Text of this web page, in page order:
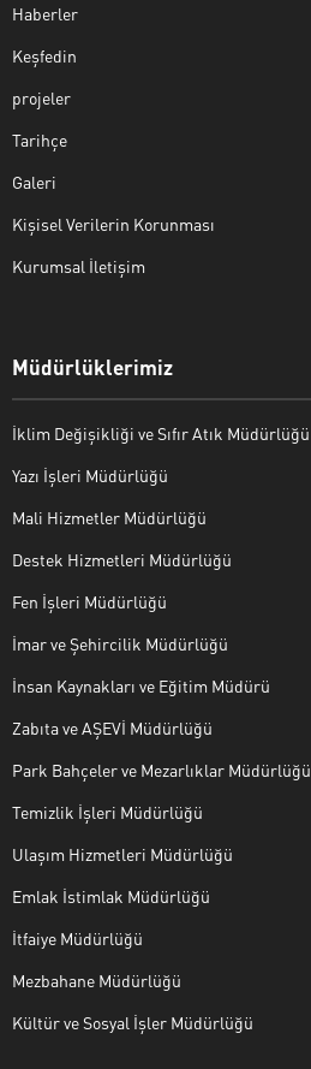
Haberler
Keşfedin
projeler
Tarihçe
Galeri
Kişisel Verilerin Korunması
Kurumsal İletişim
Müdürlüklerimiz
İklim Değişikliği ve Sıfır Atık Müdürlüğü
Yazı İşleri Müdürlüğü
Mali Hizmetler Müdürlüğü
Destek Hizmetleri Müdürlüğü
Fen İşleri Müdürlüğü
İmar ve Şehircilik Müdürlüğü
İnsan Kaynakları ve Eğitim Müdürü
Zabıta ve AŞEVİ Müdürlüğü
Park Bahçeler ve Mezarlıklar Müdürlüğü
Temizlik İşleri Müdürlüğü
Ulaşım Hizmetleri Müdürlüğü
Emlak İstimlak Müdürlüğü
İtfaiye Müdürlüğü
Mezbahane Müdürlüğü
Kültür ve Sosyal İşler Müdürlüğü